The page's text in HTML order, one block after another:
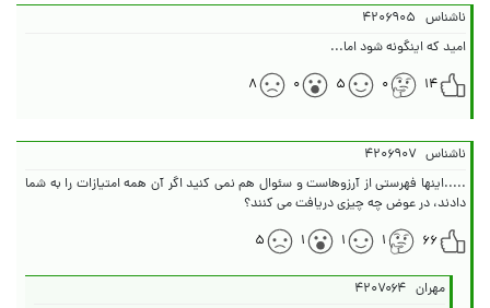
ناشناس ۴۲۰۶۹۰۵
امید که اینگونه شود اما...
۱۴
۰ ۵ ۰ ۸
ناشناس ۴۲۰۶۹۰۷
.....اینها فهرستی از آرزوهاست و سئوال هم نمی کنید اگر آن همه امتیازات را به شما
دادند، در عوض چه چیزی دریافت می کنند؟
۶۶
۱ ۱ ۱ ۵
مهران ۴۲۰۷۰۶۴